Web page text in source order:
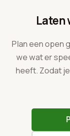
Laten
Plan een open
we wat er
heeft. Zodat